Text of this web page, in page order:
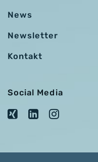
News
Newsletter
Kontakt
Social Media